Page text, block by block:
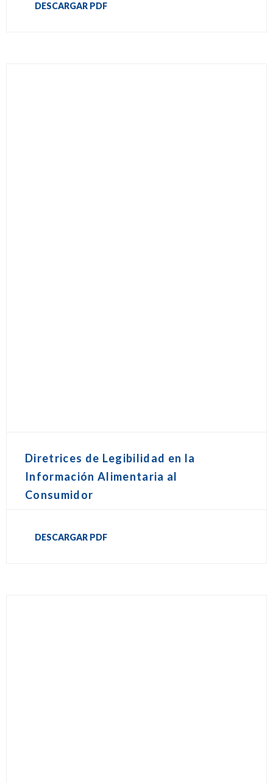
DESCARGAR PDF
Diretrices de Legibilidad en la
Información Alimentaria al
Consumidor
DESCARGAR PDF